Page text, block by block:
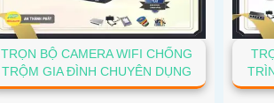
TRỌN BỘ CAMERA WIFI CHỐNG
TRỘM GIA ĐÌNH CHUYÊN DỤNG